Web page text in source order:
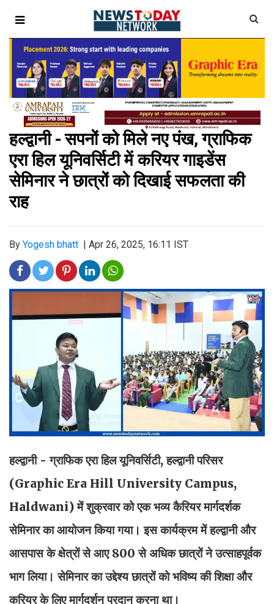
हल्द्वानी - सपनों को मिले नए पंख, ग्राफिक
एरा हिल यूनिवर्सिटी में करियर गाइडेंस
सेमिनार ने छात्रों को दिखाई सफलता की
राह
By Yogesh bhatt Apr 26, 2025, 16:11 IST
हल्द्वानी - ग्राफिक एरा हिल यूनिवर्सिटी, हल्द्वानी परिसर
(Graphic Era Hill University Campus,
Haldwani) में शुक्रवार को एक भव्य कैरियर मार्गदर्शक
सेमिनार का आयोजन किया गया। इस कार्यक्रम में हल्द्वानी और
आसपास के क्षेत्रों से आए 800 से अधिक छात्रों ने उत्साहपूर्वक
भाग लिया। सेमिनार का उद्देश्य छात्रों को भविष्य की शिक्षा और
करियर के लिए मार्गदर्शन प्रदान करना था।